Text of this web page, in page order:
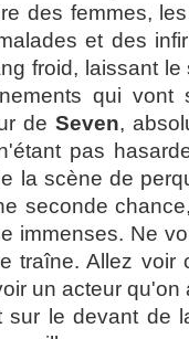
des femmes,
et des
froid, laissant
qui
deSeven,
pas
la scène de
seconde
immenses. Ne
traîne. Allez
un acteur
sur le devant de